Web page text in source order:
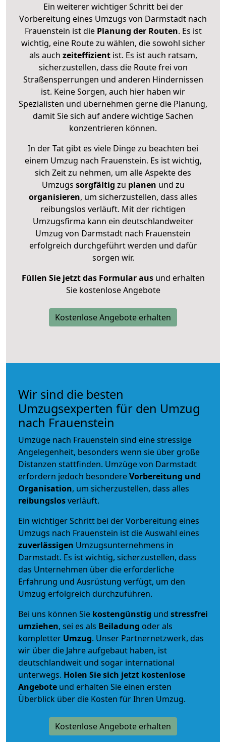
Ein weiterer wichtiger Schritt bei der
Vorbereitung eines Umzugs von Darmstadt nach
Frauenstein ist diePlanung der Routen. Es ist
wichtig, eine Route zu wählen, die sowohl sicher
als auch zeiteffizientist. Es ist auch ratsam,
sicherzustellen, dass die Route frei von
Straßensperrungen und anderen Hindernissen
ist. Keine Sorgen, auch hier haben wir
Spezialisten und übernehmen gerne die Planung,
damit Sie sich auf andere wichtige Sachen
konzentrieren können.
In der Tat gibt es viele Dinge zu beachten bei
einem Umzug nach Frauenstein. Es ist wichtig,
sich Zeit zu nehmen, um alle Aspekte des
Umzugs sorgfältig zu planen und zu
organisieren, um sicherzustellen, dass alles
reibungslos verläuft. Mit der richtigen
Umzugsfirma kann ein deutschlandweiter
Umzug von Darmstadt nach Frauenstein
erfolgreich durchgeführt werden und dafür
sorgen wir.
Füllen Sie jetzt das Formular ausund erhalten
Sie kostenlose Angebote
Kostenlose Angebote erhalten
Wir sind die besten
Umzugsexperten für den Umzug
nach Frauenstein
Umzüge nach Frauenstein sind eine stressige
Angelegenheit, besonders wenn sie über große
Distanzen stattfinden. Umzüge von Darmstadt
erfordern jedoch besondereVorbereitung und
Organisation, um sicherzustellen, dass alles
reibungslosverläuft.
Ein wichtiger Schritt bei der Vorbereitung eines
Umzugs nach Frauenstein ist die Auswahl eines
zuverlässigen Umzugsunternehmens in
Darmstadt. Es ist wichtig, sicherzustellen, dass
das Unternehmen über die erforderliche
Erfahrung und Ausrüstung verfügt, um den
Umzug erfolgreich durchzuführen.
Bei uns können Sie kostengünstig und stressfrei
umziehen, sei es als Beiladung oder als
kompletter Umzug. Unser Partnernetzwerk, das
wir über die Jahre aufgebaut haben, ist
deutschlandweit und sogar international
unterwegs. Holen Sie sich jetzt kostenlose
Angebote und erhalten Sie einen ersten
Überblick über die Kosten für Ihren Umzug.
Kostenlose Angebote erhalten